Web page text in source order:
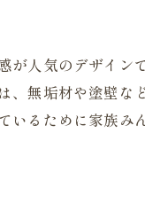
が人気のデザイ
、無垢材や塗壁
いるために家族み